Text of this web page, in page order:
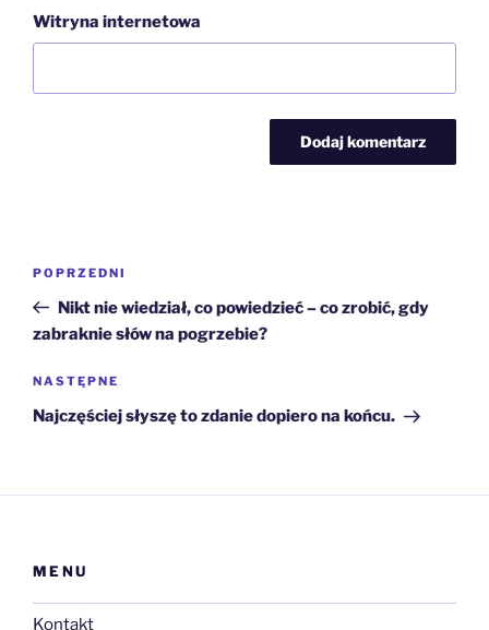
Witryna internetowa
Poprzedni
wpis
POPRZEDNI
Nikt nie wiedział, co powiedzieć – co zrobić, gdy
zabraknie słów na pogrzebie?
Następny
wpis
NASTĘPNE
Najczęściej słyszę to zdanie dopiero na końcu.
MENU
Kontakt